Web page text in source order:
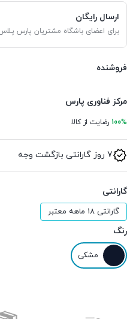
ارسال رایگان
برای اعضای باشگاه مشتریان پارس
فروشنده
مرکز فناوری پارس
100% رضایت از کالا
7 روز گارانتی بازگشت وجه
گارانتی
گارانتی 18 ماهه معتبر
رنگ
مشکی